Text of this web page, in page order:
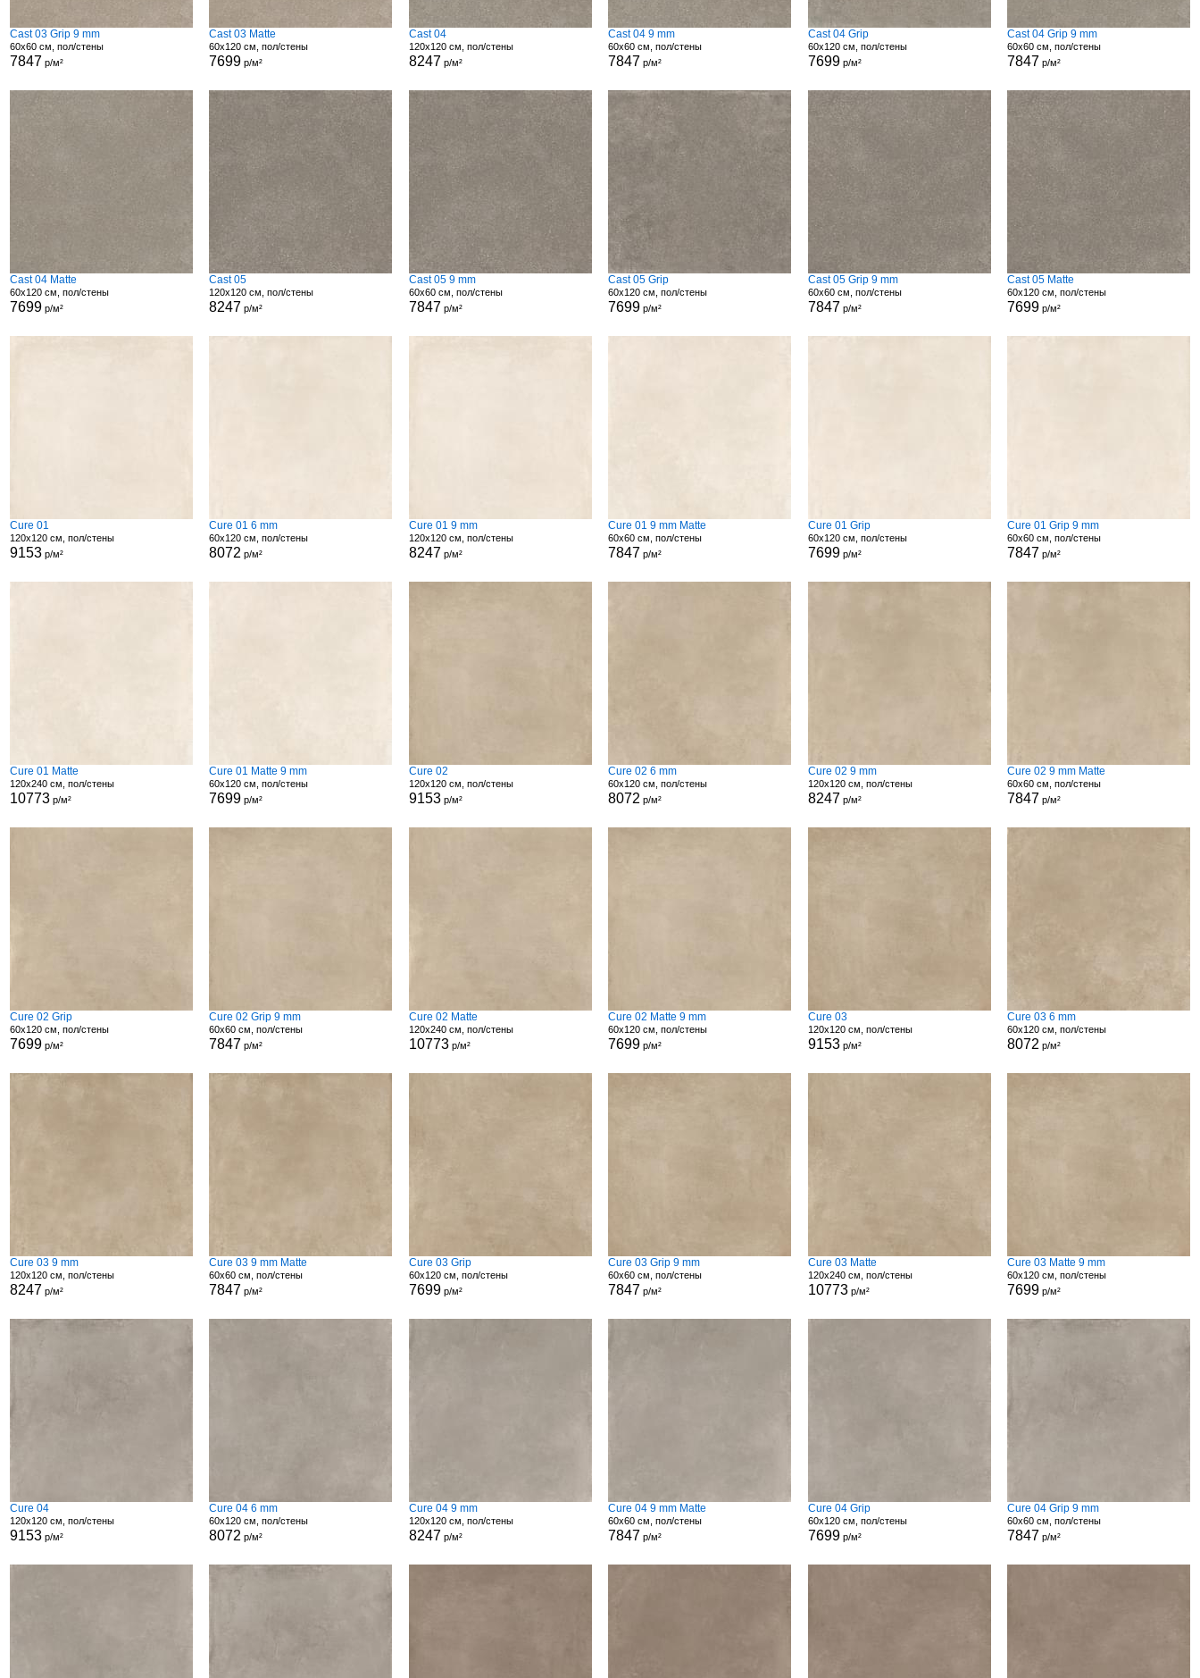
Cast 03 Grip 9 mm
60x60 см, пол/стены
7847 р/м²
Cast 03 Matte
60x120 см, пол/стены
7699 р/м²
Cast 04
120x120 см, пол/стены
8247 р/м²
Cast 04 9 mm
60x60 см, пол/стены
7847 р/м²
Cast 04 Grip
60x120 см, пол/стены
7699р/м²
Cast 04 Grip 9 mm
60x60 см, пол/стены
7847 р/м²
Cast 04 Matte
60x120 см, пол/стены
7699р/м²
Cast 05
120x120 см, пол/стены
8247 р/м²
Cast 05 9 mm
60x60 см, пол/стены
7847 р/м²
Cast 05 Grip
60x120 см, пол/стены
7699 р/м²
Cast 05 Grip 9 mm
60x60 см, пол/стены
7847 р/м²
Cast 05 Matte
60x120 см, пол/стены
7699 р/м²
Cure 01
120x120 см, пол/стены
9153р/м²
Cure 01 6 mm
60x120 см, пол/стены
8072 р/м²
Cure 01 9 mm
120x120 см, пол/стены
8247 р/м²
Cure 01 9 mm Matte
60x60 см, пол/стены
7847 р/м²
Cure 01 Grip
60x120 см, пол/стены
7699р/м²
Cure 01 Grip 9 mm
60x60 см, пол/стены
7847 р/м²
Cure 01 Matte
120x240 см, пол/стены
10773р/м²
Cure 01 Matte 9 mm
60x120 см, пол/стены
7699 р/м²
Cure 02
120x120 см, пол/стены
9153р/м²
Cure 02 6 mm
60x120 см, пол/стены
8072 р/м²
Cure 02 9 mm
120x120 см, пол/стены
8247 р/м²
Cure 02 9 mm Matte
60x60 см, пол/стены
7847 р/м²
Cure 02 Grip
60x120 см, пол/стены
7699р/м²
Cure 02 Grip 9 mm
60x60 см, пол/стены
7847 р/м²
Cure 02 Matte
120x240 см, пол/стены
10773р/м²
Cure 02 Matte 9 mm
60x120 см, пол/стены
7699 р/м²
Cure 03
120x120 см, пол/стены
9153р/м²
Cure 03 6 mm
60x120 см, пол/стены
8072 р/м²
Cure 03 9 mm
120x120 см, пол/стены
8247 р/м²
Cure 03 9 mm Matte
60x60 см, пол/стены
7847 р/м²
Cure 03 Grip
60x120 см, пол/стены
7699р/м²
Cure 03 Grip 9 mm
60x60 см, пол/стены
7847 р/м²
Cure 03 Matte
120x240 см, пол/стены
10773р/м²
Cure 03 Matte 9 mm
60x120 см, пол/стены
7699 р/м²
Cure 04
120x120 см, пол/стены
9153р/м²
Cure 04 6 mm
60x120 см, пол/стены
8072 р/м²
Cure 04 9 mm
120x120 см, пол/стены
8247 р/м²
Cure 04 9 mm Matte
60x60 см, пол/стены
7847 р/м²
Cure 04 Grip
60x120 см, пол/стены
7699р/м²
Cure 04 Grip 9 mm
60x60 см, пол/стены
7847 р/м²